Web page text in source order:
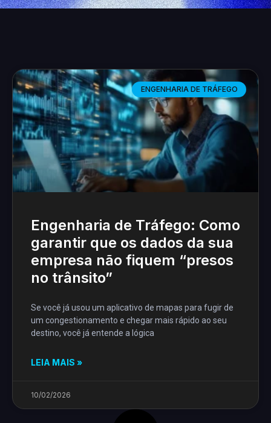
ENGENHARIA DE TRÁFEGO
Engenharia de Tráfego: Como
garantir que os dados da sua
empresa não fiquem “presos
no trânsito”
Se você já usou um aplicativo de mapas para fugir de
um congestionamento e chegar mais rápido ao seu
destino, você já entende a lógica
LEIA MAIS »
10/02/2026